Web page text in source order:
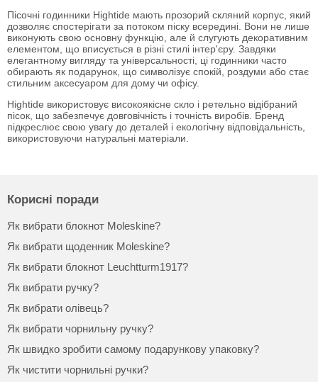
Пісочні годинники Hightide мають прозорий скляний корпус, який
дозволяє спостерігати за потоком піску всередині. Вони не лише
виконують свою основну функцію, але й слугують декоративним
елементом, що вписується в різні стилі інтер'єру. Завдяки
елегантному вигляду та універсальності, ці годинники часто
обирають як подарунок, що символізує спокій, роздуми або стає
стильним аксесуаром для дому чи офісу.
Hightide використовує високоякісне скло і ретельно відібраний
пісок, що забезпечує довговічність і точність виробів. Бренд
підкреслює свою увагу до деталей і екологічну відповідальність,
використовуючи натуральні матеріали.
Корисні поради
Як вибрати блокнот Moleskine?
Як вибрати щоденник Moleskine?
Як вибрати блокнот Leuchtturm1917?
Як вибрати ручку?
Як вибрати олівець?
Як вибрати чорнильну ручку?
Як швидко зробити самому подарункову упаковку?
Як чистити чорнильні ручки?